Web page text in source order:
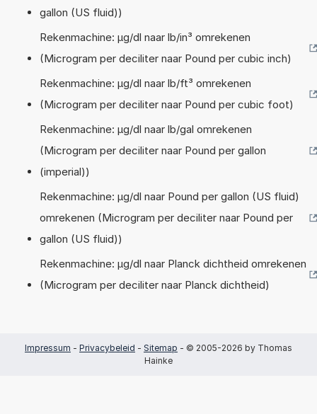
gallon (US fluid))
Rekenmachine: µg/dl naar lb/in³ omrekenen
(Microgram per deciliter naar Pound per cubic inch)
Rekenmachine: µg/dl naar lb/ft³ omrekenen
(Microgram per deciliter naar Pound per cubic foot)
Rekenmachine: µg/dl naar lb/gal omrekenen
(Microgram per deciliter naar Pound per gallon
(imperial))
Rekenmachine: µg/dl naar Pound per gallon (US fluid)
omrekenen (Microgram per deciliter naar Pound per
gallon (US fluid))
Rekenmachine: µg/dl naar Planck dichtheid omrekenen
(Microgram per deciliter naar Planck dichtheid)
Impressum - Privacybeleid - Sitemap - © 2005-2026 by Thomas
Hainke